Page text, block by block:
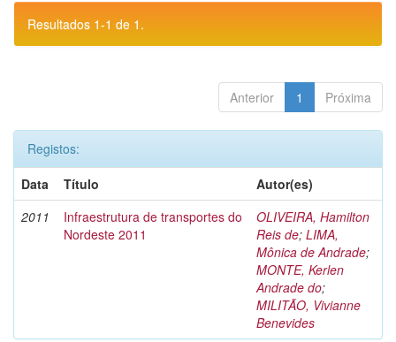
Resultados 1-1 de 1.
Anterior 1 Próxima
Registos:
Data
Título
Autor(es)
2011
Infraestrutura de transportes do
Nordeste 2011
OLIVEIRA, Hamilton
Reis de; LIMA,
Mônica de Andrade;
MONTE, Kerlen
Andrade do;
MILITÃO, Vivianne
Benevides